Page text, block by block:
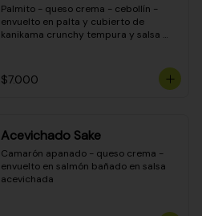
Palmito - queso crema - cebollín -
envuelto en palta y cubierto de
kanikama crunchy tempura y salsa
$7.000
Acevichado Sake
Camarón apanado - queso crema -
envuelto en salmón bañado en salsa
acevichada